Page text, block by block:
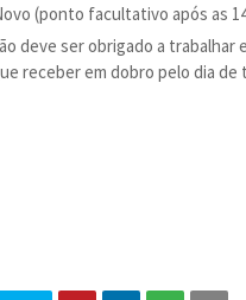
(ponto facultativo após as
deve ser obrigado a trabalhar
receber em dobro pelo dia